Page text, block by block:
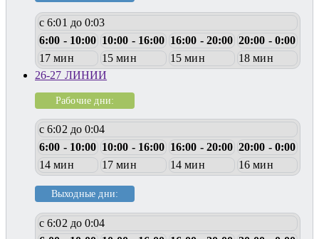
с 6:01 до 0:03
6:00 - 10:00 10:00 - 16:00 16:00 - 20:00 20:00 - 0:00
17 мин
15 мин 15 мин
18 мин
26-27 ЛИНИИ
Рабочие дни:
с 6:02 до 0:04
6:00 - 10:00 10:00 - 16:00 16:00 - 20:00 20:00 - 0:00
14 мин
17 мин 14 мин 16 мин
Выходные дни:
с 6:02 до 0:04